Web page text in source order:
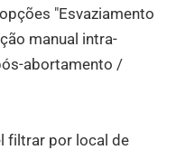
"Esvaziamento
manual intra-
abortamento /
filtrar por local de